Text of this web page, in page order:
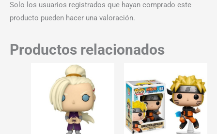
Solo los usuarios registrados que hayan comprado este
producto pueden hacer una valoración.
Productos relacionados